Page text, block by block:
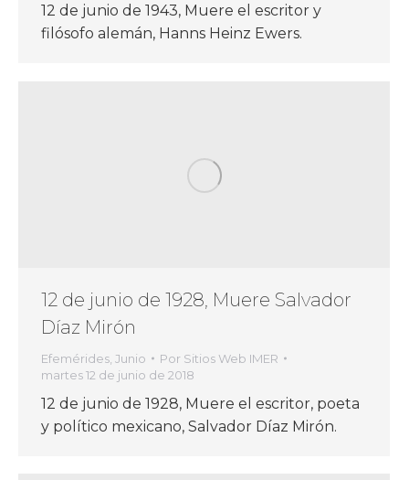
12 de junio de 1943, Muere el escritor y
filósofo alemán, Hanns Heinz Ewers.
12 de junio de 1928, Muere Salvador
Díaz Mirón
Efemérides Junio Por Sitios Web IMER
martes 12 de junio de 2018
12 de junio de 1928, Muere el escritor, poeta
y político mexicano, Salvador Díaz Mirón.